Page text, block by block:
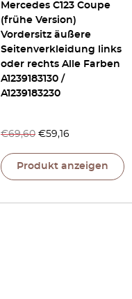
Mercedes C123 Coupe
(frühe Version)
Vordersitz äußere
Seitenverkleidung links
oder rechts Alle Farben
A1239183130 /
A1239183230
€69,60 €59,16
Produkt anzeigen